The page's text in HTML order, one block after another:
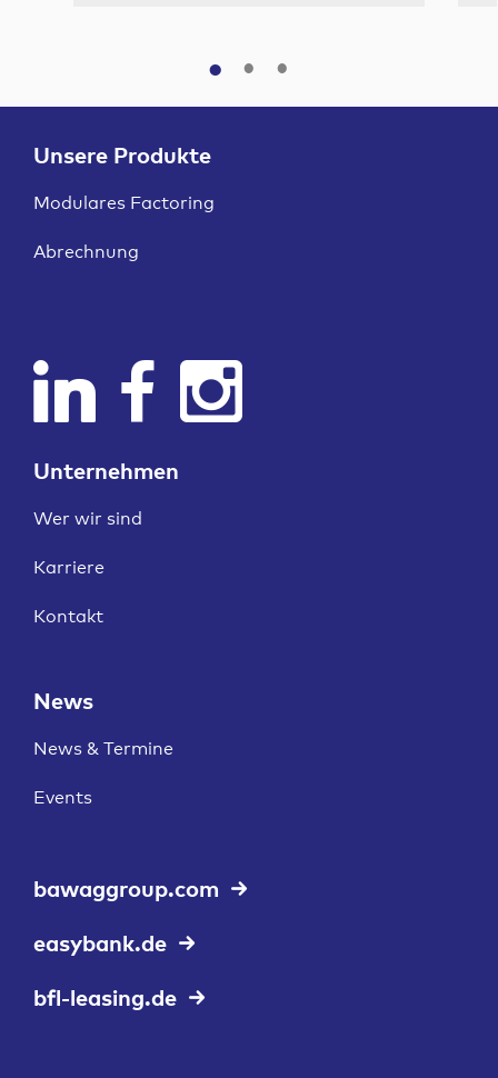
Unsere Produkte
Modulares Factoring
Abrechnung
Unternehmen
Wer wir sind
Karriere
Kontakt
News
News & Termine
Events
bawaggroup.com
easybank.de
bfl-leasing.de